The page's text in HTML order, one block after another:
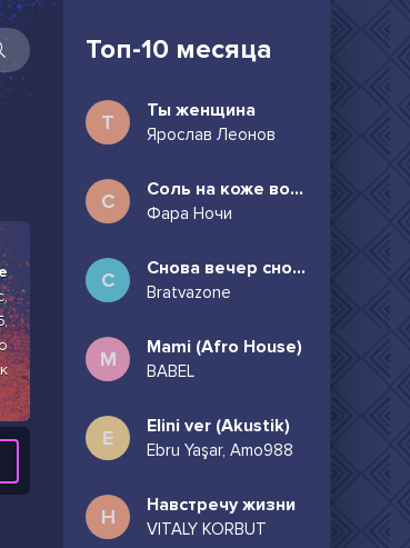
Топ-10 месяца
Т Ты женщина
Ярослав Леонов
С Соль на коже волосы в пучок
Фара Ночи
С Снова вечер снова дождь может всё таки придёшь
Bratvazone
M Mami (Afro House)
BABEL
E Elini ver (Akustik)
Ebru Yaşar, Amo988
Н Навстречу жизни
VITALY KORBUT